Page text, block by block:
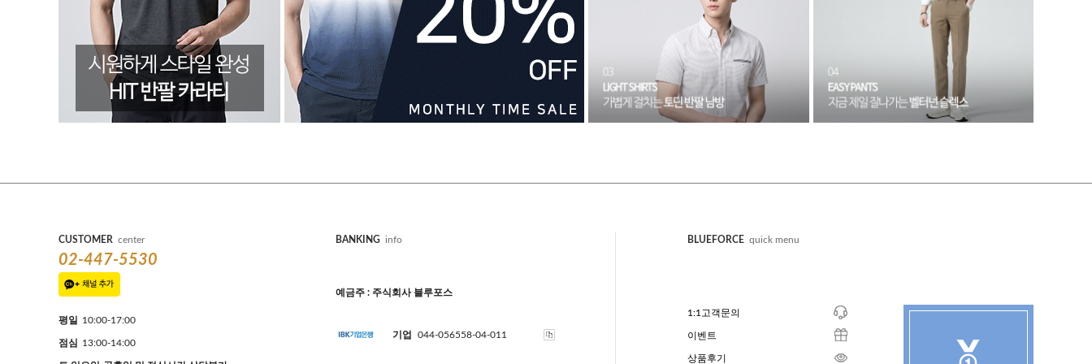
CUSTOMER center
02-447-5530
평일 10:00-17:00
점심 13:00-14:00
BANKING info
예금주 : 주식회사 블루포스
기업 044-056558-04-011
BLUEFORCE quick menu
1:1고객문의
이벤트
상품후기